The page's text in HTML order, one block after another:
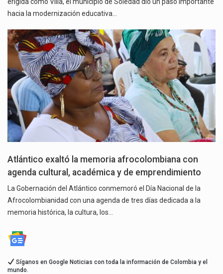
hacia la modernización educativa…
Atlántico exaltó la memoria afrocolombiana con
agenda cultural, académica y de emprendimiento
La Gobernación del Atlántico conmemoró el Día Nacional de la
Afrocolombianidad con una agenda de tres días dedicada a la
memoria histórica, la cultura, los…
Síganos en Google Noticias con toda la información de Colombia y el
mundo.